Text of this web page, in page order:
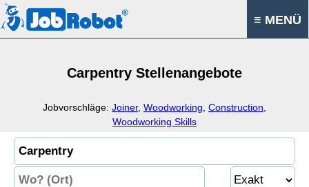
≡ MENÜ
Carpentry Stellenangebote
Jobvorschläge: Joiner, Woodworking Construction
Woodworking Skills